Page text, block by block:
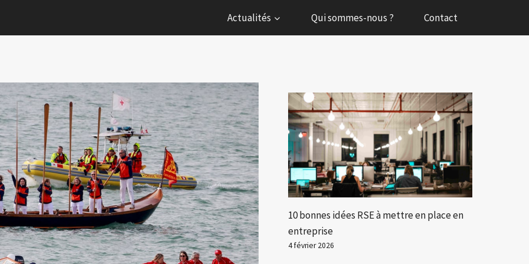
Actualités Qui sommes-nous ? Contact
10 bonnes idées RSE à mettre en place en
entreprise
4 février 2026